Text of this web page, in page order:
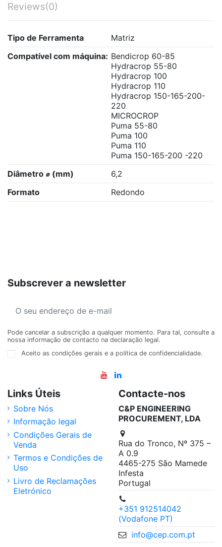
Reviews(0)
Tipo de Ferramenta
Matriz
Compatível com máquina: Bendicrop 60-85
Hydracrop 55-80
Hydracrop 100
Hydracrop 110
Hydracrop 150-165-200-
220
MICROCROP
Puma 55-80
Puma 100
Puma 110
Puma 150-165-200 -220
Diâmetro ⌀ (mm)
6,2
Formato
Redondo
Subscrever a newsletter
Pode cancelar a subscrição a qualquer momento. Para tal, consulte a
nossa informação de contacto na declaração legal.
Aceito as condições gerais e a política de confidencialidade.
Links Úteis
Sobre Nós
Informação legal
Condições Gerais de
Venda
Termos e Condições de
Uso
Livro de Reclamações
Eletrónico
Contacte-nos
C&P ENGINEERING
PROCUREMENT, LDA
Rua do Tronco, Nº 375 –
A 0.9
4465-275 São Mamede
Infesta
Portugal
+351 912514042
(Vodafone PT)
info@cep.com.pt